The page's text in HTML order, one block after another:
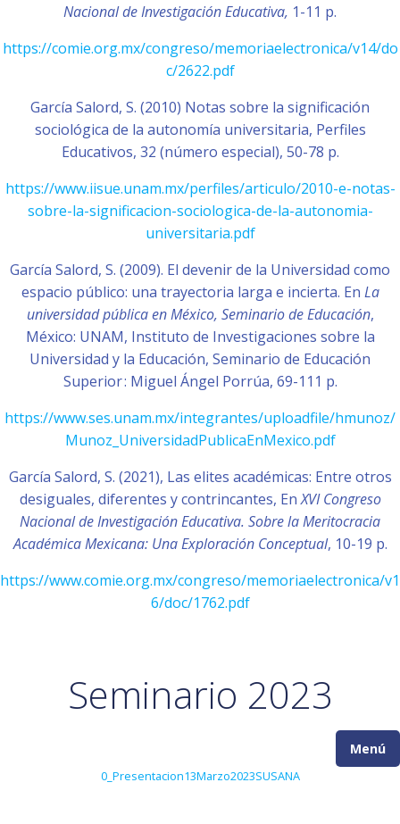
Nacional de Investigación Educativa, 1-11 p.
https://comie.org.mx/congreso/memoriaelectronica/v14/do
c/2622.pdf
García Salord, S. (2010) Notas sobre la significación
sociológica de la autonomía universitaria, Perfiles
Educativos, 32 (número especial), 50-78 p.
https://www.iisue.unam.mx/perfiles/articulo/2010-e-notas-
sobre-la-significacion-sociologica-de-la-autonomia-
universitaria.pdf
García Salord, S. (2009). El devenir de la Universidad como
espacio público: una trayectoria larga e incierta. En La
universidad pública en México, Seminario de Educación,
México: UNAM, Instituto de Investigaciones sobre la
Universidad y la Educación, Seminario de Educación
Superior : Miguel Ángel Porrúa, 69-111 p.
https://www.ses.unam.mx/integrantes/uploadfile/hmunoz/
Munoz_UniversidadPublicaEnMexico.pdf
García Salord, S. (2021), Las elites académicas: Entre otros
desiguales, diferentes y contrincantes, EnXVI Congreso
Nacional de Investigación Educativa. Sobre la Meritocracia
Académica Mexicana: Una Exploración Conceptual, 10-19 p.
https://www.comie.org.mx/congreso/memoriaelectronica/v1
6/doc/1762.pdf
Seminario 2023
Menú
0_Presentacion13Marzo2023SUSANA